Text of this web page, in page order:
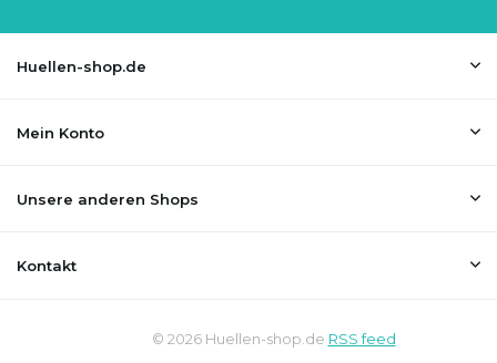
Huellen-shop.de
Mein Konto
Unsere anderen Shops
Kontakt
© 2026 Huellen-shop.de RSS feed